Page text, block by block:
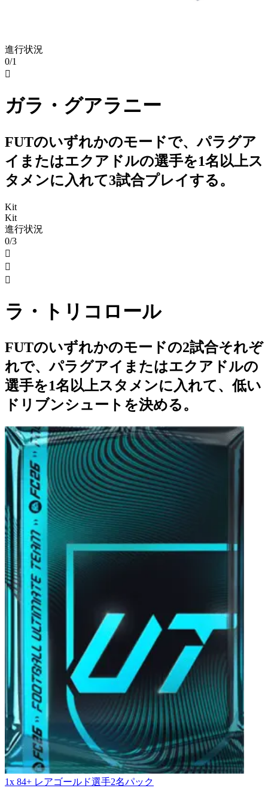
進行状況
0/1

ガラ・グアラニー
FUTのいずれかのモードで、パラグア
イまたはエクアドルの選手を1名以上ス
タメンに入れて3試合プレイする。
Kit
Kit
進行状況
0/3



ラ・トリコロール
FUTのいずれかのモードの2試合それぞ
れで、パラグアイまたはエクアドルの
選手を1名以上スタメンに入れて、低い
ドリブンシュートを決める。
1x 84+ レアゴールド選手2名パック